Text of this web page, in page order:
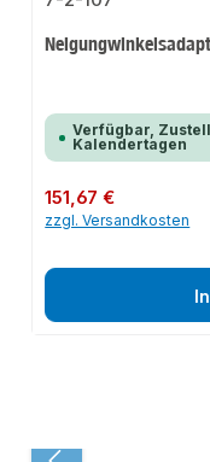
Verfügbar,
Kalendertagen
Regulärer Preis:
151,67 €
zzgl. Versandkosten